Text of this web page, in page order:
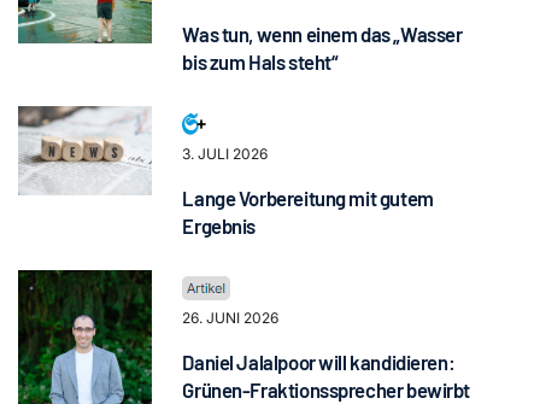
Was tun, wenn einem das „Wasser
bis zum Hals steht“
3. JULI 2026
Lange Vorbereitung mit gutem
Ergebnis
26. JUNI 2026
Daniel Jalalpoor will kandidieren:
Grünen-Fraktionssprecher bewirbt